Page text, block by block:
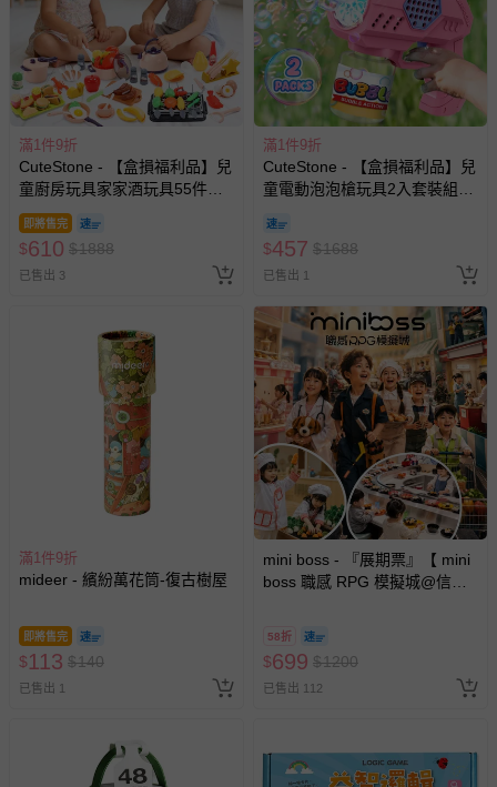
滿1件9折
CuteStone - 【盒損福利品】兒
童廚房玩具家家酒玩具55件組
(仿真廚具/BBQ烤肉架/切切樂/
生日禮物/兒童節/交換禮物)
即將售完
$610 $1888
已售出 3
滿1件9折
CuteStone - 【盒損福利品】兒
童電動泡泡槍玩具2入套裝組
禮物/兒童節/交換禮物)
$457 $1688
已售出 1
滿1件9折
mideer - 繽紛萬花筒-復古樹屋
即將售完
$113 $140
已售出 1
mini boss - 『展期票』【 mini
boss 職感 RPG 模擬城@信義
換，依現場梯次安排入場，逾
期作廢) (兒童票(2歲以上)贈一
名陪伴成人)
58折
$699 $1200
已售出 112